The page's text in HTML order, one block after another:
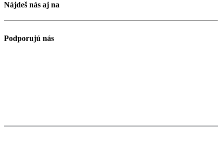
Nájdeš nás aj na
Podporujú nás